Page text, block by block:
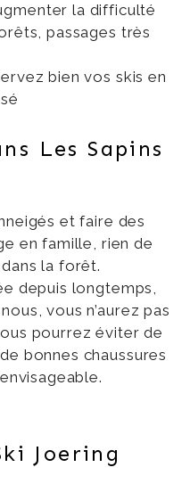
la difficulté
passages très
bien vos skis en
Les Sapins
et faire des
en famille, rien de
la forêt.
depuis longtemps,
vous n’aurez pas
pourrez éviter de
bonnes chaussures
Joering